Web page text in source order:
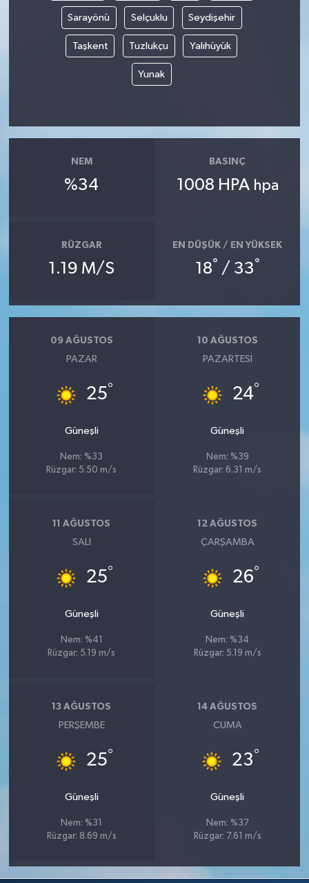
Sarayönü Selçuklu Seydişehir
Taşkent Tuzlukçu Yalıhüyük
Yunak
NEM
%34
BASINÇ
1008 HPA hpa
RÜZGAR
1.19 M/S
EN DÜŞÜK / EN YÜKSEK
18° / 33°
09 AĞUSTOS
PAZAR
25°
Güneşli
Nem: %33
Rüzgar: 5.50 m/s
10 AĞUSTOS
PAZARTESI
24°
Güneşli
Nem: %39
Rüzgar: 6.31 m/s
11 AĞUSTOS
SALI
25°
Güneşli
Nem: %41
Rüzgar: 5.19 m/s
12 AĞUSTOS
ÇARŞAMBA
26°
Güneşli
Nem: %34
Rüzgar: 5.19 m/s
13 AĞUSTOS
PERŞEMBE
25°
Güneşli
Nem: %31
Rüzgar: 8.69 m/s
14 AĞUSTOS
CUMA
23°
Güneşli
Nem: %37
Rüzgar: 7.61 m/s